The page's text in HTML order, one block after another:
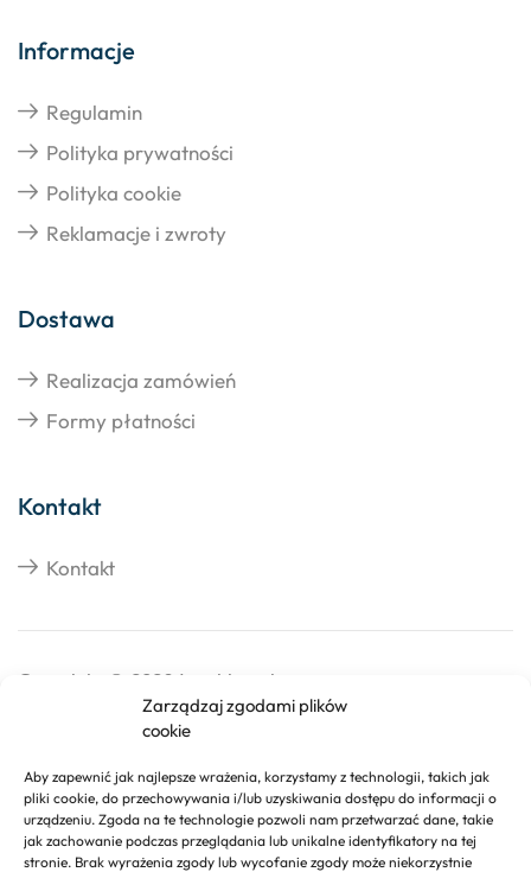
Zarządzaj zgodami plików
cookie
Aby zapewnić jak najlepsze wrażenia, korzystamy z technologii, takich jak
pliki cookie, do przechowywania i/lub uzyskiwania dostępu do informacji o
urządzeniu. Zgoda na te technologie pozwoli nam przetwarzać dane, takie
jak zachowanie podczas przeglądania lub unikalne identyfikatory na tej
stronie. Brak wyrażenia zgody lub wycofanie zgody może niekorzystnie
Informacje
Regulamin
Polityka prywatności
Polityka cookie
Reklamacje i zwroty
Dostawa
Realizacja zamówień
Formy płatności
Kontakt
Kontakt
Copyright © 2026 Izosklep.pl